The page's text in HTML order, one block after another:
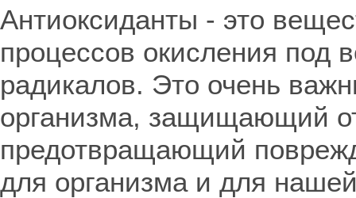
Антиоксиданты - это
процессов окисления под
радикалов. Это очень
организма, защищающий
предотвращающий
для организма и для